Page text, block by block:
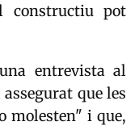
constructiu pot
entrevista al
assegurat que les
molesten" i que,